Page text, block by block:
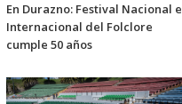
En Durazno: Festival Nacional e
Internacional del Folclore
cumple 50 años